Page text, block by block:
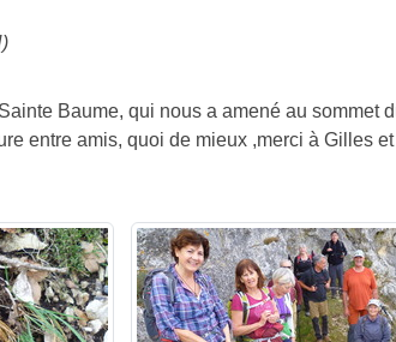
Baume, qui nous a amené au
entre amis, quoi de mieux ,merci à Gilles